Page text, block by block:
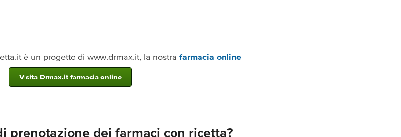
è un progetto di www.drmax.it, la nostra farmacia online
Visita Drmax.it farmacia online
prenotazione dei farmaci con ricetta?